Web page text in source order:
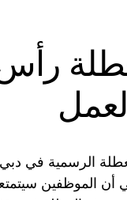
هذا يعني أن الموظفين